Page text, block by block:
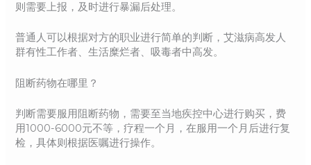
则需要上报，及时进行暴漏后处理。
普通人可以根据对方的职业进行简单的判断，艾滋病高发人
群有性工作者、生活糜烂者、吸毒者中高发。
阻断药物在哪里？
判断需要服用阻断药物，需要至当地疾控中心进行购买，费
用1000-6000元不等，疗程一个月，在服用一个月后进行复
检，具体则根据医嘱进行操作。